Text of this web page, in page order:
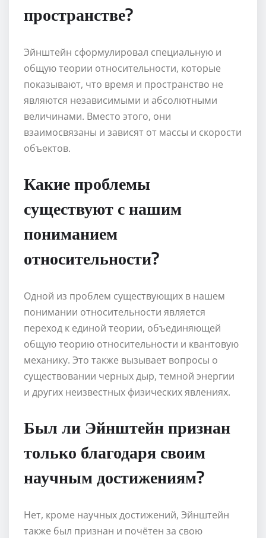
пространстве?
Эйнштейн сформулировал специальную и
общую теории относительности, которые
показывают, что время и пространство не
являются независимыми и абсолютными
величинами. Вместо этого, они
взаимосвязаны и зависят от массы и скорости
объектов.
Какие проблемы
существуют с нашим
пониманием
относительности?
Одной из проблем существующих в нашем
понимании относительности является
переход к единой теории, объединяющей
общую теорию относительности и квантовую
механику. Это также вызывает вопросы о
существовании черных дыр, темной энергии
и других неизвестных физических явлениях.
Был ли Эйнштейн признан
только благодаря своим
научным достижениям?
Нет, кроме научных достижений, Эйнштейн
также был признан и почётен за свою